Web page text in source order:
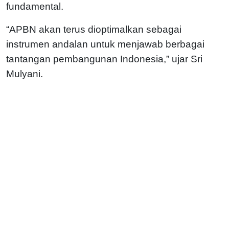
fundamental.
“APBN akan terus dioptimalkan sebagai
instrumen andalan untuk menjawab berbagai
tantangan pembangunan Indonesia,” ujar Sri
Mulyani.